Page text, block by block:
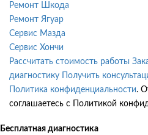
Ремонт Шкода
Ремонт Ягуар
Сервис Мазда
Сервис Хончи
Рассчитать стоимость работы
диагностику
Получить
Политика конфиденциальности.
соглашаетесь с Политикой
Бесплатная диагностика